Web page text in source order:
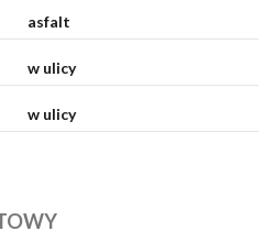
asfalt
w ulicy
w ulicy